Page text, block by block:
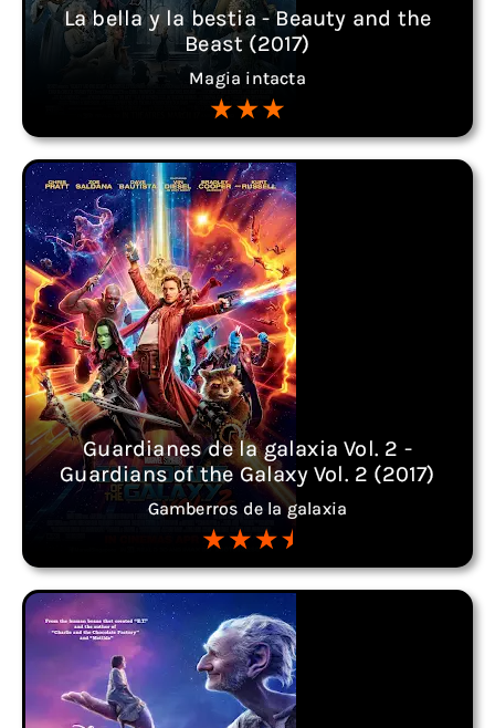
La bella y la bestia - Beauty and the
Beast (2017)
Magia intacta
Guardianes de la galaxia Vol. 2 -
Guardians of the Galaxy Vol. 2 (2017)
Gamberros de la galaxia